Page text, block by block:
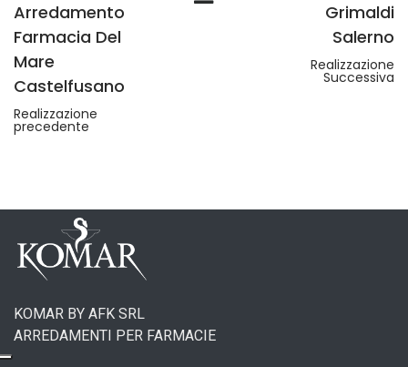
Arredamento
Farmacia Del
Mare
Castelfusano
Realizzazione
precedente
Grimaldi
Salerno
Realizzazione
Successiva
KOMAR BY AFK SRL
ARREDAMENTI PER FARMACIE